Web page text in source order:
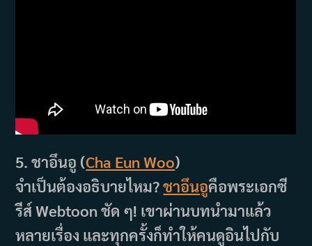
5. ชาอึนอู (Cha Eun Woo)
จำเป็นต้องอธิบายไหม?ชาอึนอูคือพระเอกซี
รีส์ Webtoon ชัด ๆ! เขาผ่านบทนำมาแล้ว
หลายเรื่อง และทุกครั้งก็ทำให้คนดูอินไปกับ